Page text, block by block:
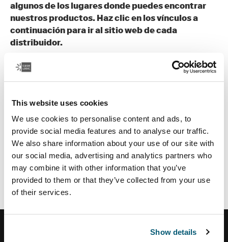
This website uses cookies
We use cookies to personalise content and ads, to
provide social media features and to analyse our traffic.
We also share information about your use of our site with
our social media, advertising and analytics partners who
may combine it with other information that you’ve
provided to them or that they’ve collected from your use
of their services.
Show details
algunos de los lugares donde puedes encontrar
nuestros productos. Haz clic en los vínculos a
continuación para ir al sitio web de cada
distribuidor.
Carrefour
Cetrogar
Compumundo
Frávega
Garbarino
Hendel Hogar
Lucaioli
Musimundo
Naldo Lombardi